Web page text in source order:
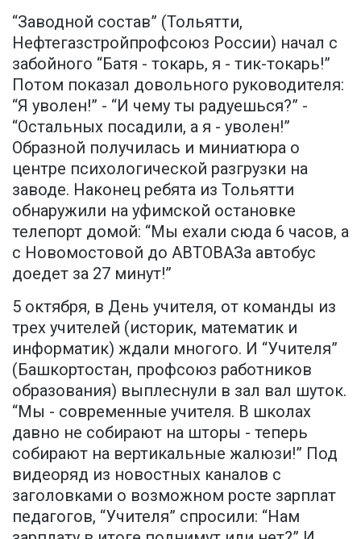
“Заводной состав” (Тольятти,
Нефтегазстройпрофсоюз России) начал с
забойного “Батя - токарь, я - тик-токарь!”
Потом показал довольного руководителя:
“Я уволен!” - “И чему ты радуешься?” -
“Остальных посадили, а я - уволен!”
Образной получилась и миниатюра о
центре психологической разгрузки на
заводе. Наконец ребята из Тольятти
обнаружили на уфимской остановке
телепорт домой: “Мы ехали сюда 6 часов, а
с Новомостовой до АВТОВАЗа автобус
доедет за 27 минут!”
5 октября, в День учителя, от команды из
трех учителей (историк, математик и
информатик) ждали многого. И “Учителя”
(Башкортостан, профсоюз работников
образования) выплеснули в зал вал шуток.
“Мы - современные учителя. В школах
давно не собирают на шторы - теперь
собирают на вертикальные жалюзи!” Под
видеоряд из новостных каналов с
заголовками о возможном росте зарплат
педагогов, “Учителя” спросили: “Нам